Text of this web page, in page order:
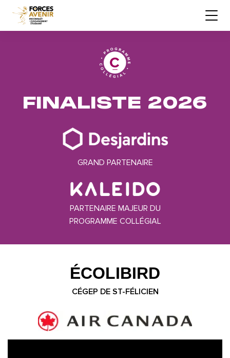
FINALISTE 2026
GRAND PARTENAIRE
PARTENAIRE MAJEUR DU
PROGRAMME COLLÉGIAL
ÉCOLIBIRD
CÉGEP DE ST-FÉLICIEN